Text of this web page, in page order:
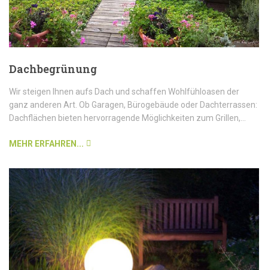
Dachbegrünung
Wir steigen Ihnen aufs Dach und schaffen Wohlfühloasen der
ganz anderen Art. Ob Garagen, Bürogebäude oder Dachterrassen:
Dachflächen bieten hervorragende Möglichkeiten zum Grillen,...
MEHR ERFAHREN...